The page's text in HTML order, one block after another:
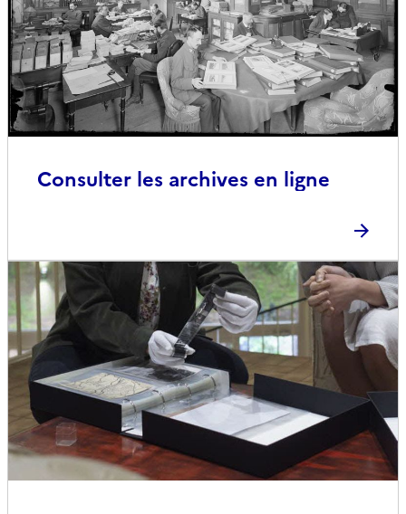
Consulter les archives en ligne